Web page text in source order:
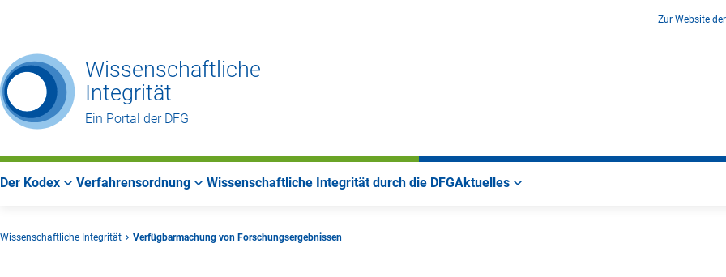
Zur Website
Wissenschaftliche
Integrität
Ein Portal der DFG
Der Kodex Verfahrensordnung Wissenschaftliche Integrität durch die DFGAktuelles
Wissenschaftliche Integrität Verfügbarmachung von Forschungsergebnissen